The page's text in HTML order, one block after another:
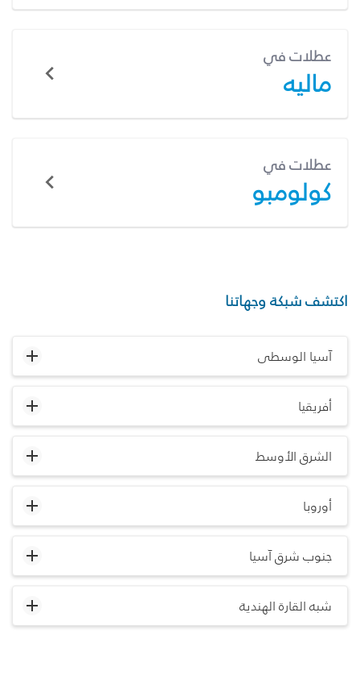
عطلات في
ماليه
عطلات في
كولومبو
اكتشف شبكة وجهاتنا
آسيا الوسطى
أفريقيا
الشرق الأوسط
أوروبا
جنوب شرق آسيا
شبه القارة الهندية